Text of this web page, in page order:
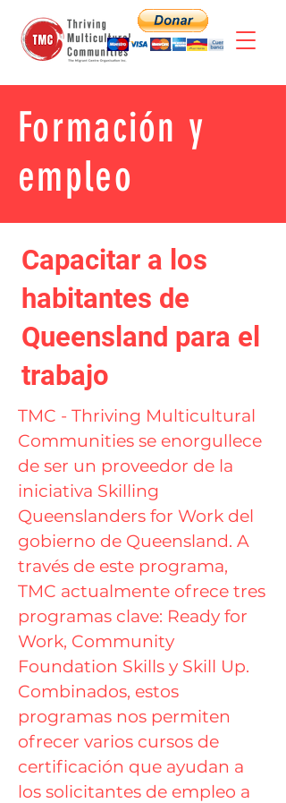
Formación y
empleo
Capacitar a los
habitantes de
Queensland para el
trabajo
TMC - Thriving Multicultural
Communities se enorgullece
de ser un proveedor de la
iniciativa Skilling
Queenslanders for Work del
gobierno de Queensland. A
través de este programa,
TMC actualmente ofrece tres
programas clave: Ready for
Work, Community
Foundation Skills y Skill Up.
Combinados, estos
programas nos permiten
ofrecer varios cursos de
certificación que ayudan a
los solicitantes de empleo a